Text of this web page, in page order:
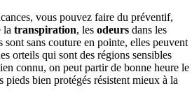
vous pouvez faire du préventif,
la transpiration, les odeurs dans les
sont sans couture en pointe, elles peuvent
orteils qui sont des régions sensibles
connu, on peut partir de bonne heure le
bien protégés résistent mieux à la